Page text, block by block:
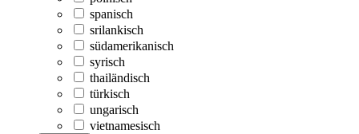
spanisch
srilankisch
südamerikanisch
syrisch
thailändisch
türkisch
ungarisch
vietnamesisch